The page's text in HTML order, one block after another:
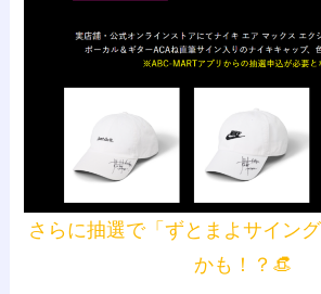
さらに抽選で「ずとまよサイン
かも！？👒